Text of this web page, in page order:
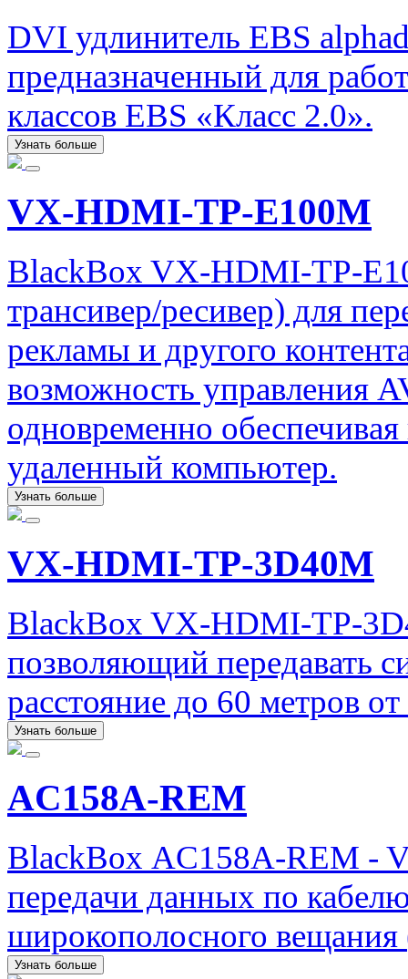
DVI удлинитель EBS
предназначенный для
классов EBS «Класс 2.0».
Узнать больше
VX-HDMI-TP-E100M
BlackBox VX-HDMI-TP-
трансивер/ресивер) для
рекламы и другого
возможность управления
одновременно
удаленный компьютер.
Узнать больше
VX-HDMI-TP-3D40M
BlackBox VX-HDMI-TP-
позволяющий передавать
расстояние до 60 метров
Узнать больше
AC158A-REM
BlackBox AC158A-REM -
передачи данных по
широкополосного
Узнать больше